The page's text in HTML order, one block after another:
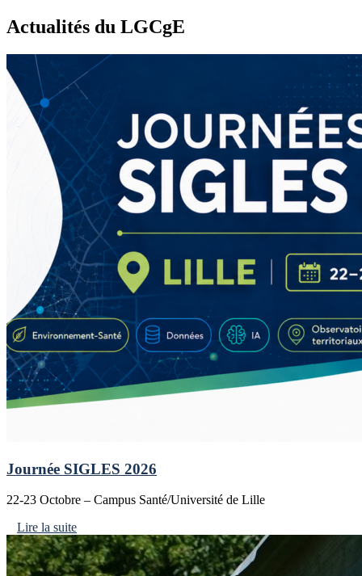
Actualités du LGCgE
Journée SIGLES 2026
22-23 Octobre – Campus Santé/Université de Lille
Lire la suite